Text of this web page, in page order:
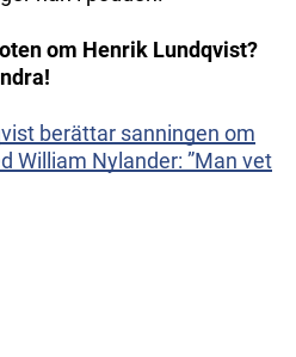
om Henrik Lundqvist?
berättar sanningen om
William Nylander: ”Man vet